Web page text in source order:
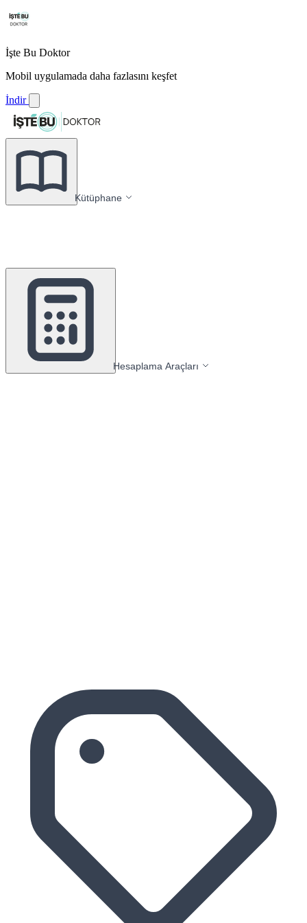
İşte Bu Doktor
Mobil uygulamada daha fazlasını keşfet
İndir
Kütüphane
Hesaplama Araçları